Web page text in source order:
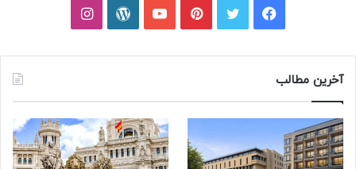
فیسبوکتوییترپینتریستیوتیوبوردپرساینستاگرام
آخرین مطالب